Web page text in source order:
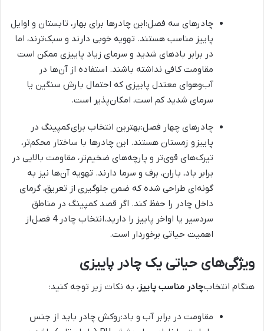
چادرهای سه فصل:این چادرها برای بهار، تابستان و اوایل
پاییز مناسب هستند. تهویه خوبی دارند و سبک‌ترند، اما
در برابر بادهای شدید و سرمای زیاد پاییزی ممکن است
مقاومت کافی نداشته باشند. استفاده از آن‌ها در
آب‌وهوای معتدل پاییزی که احتمال بارش سنگین یا
سرمای شدید کم است، امکان‌پذیر است.
چادرهای چهار فصل:بهترین انتخاب برای کمپینگ در
پاییز و زمستان هستند. این چادرها با ساختار محکم‌تر،
تیرک‌های قوی‌تر و پارچه‌های ضخیم‌تر، مقاومت بالایی در
برابر باد، باران، برف و سرما دارند. تهویه آن‌ها نیز به
گونه‌ای طراحی شده که ضمن جلوگیری از تعریق، گرمای
داخل چادر را حفظ کند. اگر قصد کمپینگ در مناطق
سردسیر یا اواخر پاییز را دارید، انتخاب چادر 4 فصل از
اهمیت حیاتی برخوردار است.
ویژگی‌های حیاتی یک چادر پاییزی
هنگام انتخابچادر مناسب پاییز، به نکات زیر توجه کنید:
مقاومت در برابر آب و باد:روکش چادر باید از جنس